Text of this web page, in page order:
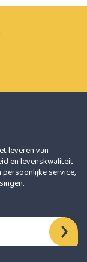
leveren van
en levenskwaliteit
service,